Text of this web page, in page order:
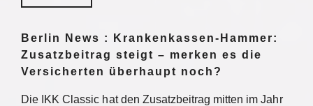
Berlin News : Krankenkassen-Hammer:
Zusatzbeitrag steigt – merken es die
Versicherten überhaupt noch?
Die IKK Classic hat den Zusatzbeitrag mitten im Jahr